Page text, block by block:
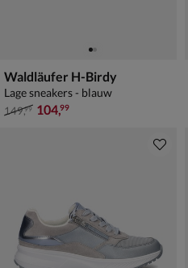
Waldläufer H-Birdy
Lage sneakers - blauw
van € 149,99 voor € 104,99
149,99 104,99